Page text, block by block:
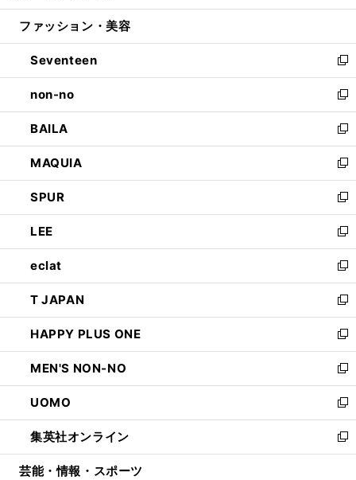
開
ウ
開
く
ン
ウ
で
開
く
ウ
ン
ド
ウ
で
開
く
ファッション・美容
Seventeen
新
し
い
ウ
ィ
ン
ド
ウ
で
開
く
non-no
新
し
い
ウ
ィ
ン
ド
ウ
で
開
く
BAILA
新
し
い
ウ
ィ
ン
ド
ウ
で
開
く
MAQUIA
新
し
い
ウ
ィ
ン
ド
ウ
で
開
く
SPUR
新
し
い
ウ
ィ
ン
ド
ウ
で
開
く
LEE
新
し
い
ウ
ィ
ン
ド
ウ
で
開
く
eclat
新
し
い
ウ
ィ
ン
ド
ウ
で
開
く
T JAPAN
新
し
い
ウ
ィ
ン
ド
ウ
で
開
HAPPY PLUS ONE
新
し
い
ウ
ィ
ン
ド
ウ
MEN'S NON-NO
新
し
い
ウ
ィ
ン
UOMO
新
し
い
ウ
集英社オンライン
新
し
芸能・情報・スポーツ